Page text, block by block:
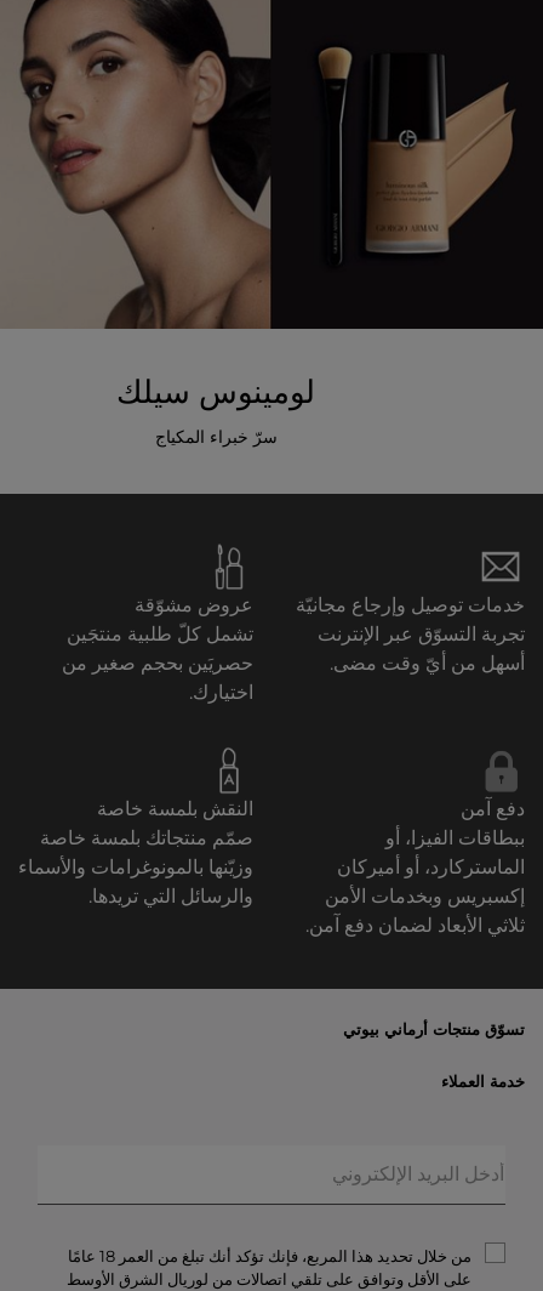
لومينوس سيلك
سرّ خبراء المكياج
خدمات توصيل وإرجاع مجانيّة
تجربة التسوّق عبر الإنترنت
أسهل من أيّ وقت مضى.
عروض مشوّقة
تشمل كلّ طلبية منتجَين
حصريَين بحجم صغير من
اختيارك.
دفع آمن
ببطاقات الفيزا، أو
الماستركارد، أو أميركان
إكسبريس وبخدمات الأمن
ثلاثي الأبعاد لضمان دفع آمن.
النقش بلمسة خاصة
صمّم منتجاتك بلمسة خاصة
وزيّنها بالمونوغرامات والأسماء
والرسائل التي تريدها.
تسوّق منتجات أرماني بيوتي
العروض الحصريّة
المكياج
العطور
خدمة العملاء
حالة الطلبيّة
الخصوصيّة والأمن
الشروط والأحكام
تواصل معنا
من خلال تحديد هذا المربع، فإنك تؤكد أنك تبلغ من العمر 18 عامًا
على الأقل وتوافق على تلقي اتصالات من لوريال الشرق الأوسط